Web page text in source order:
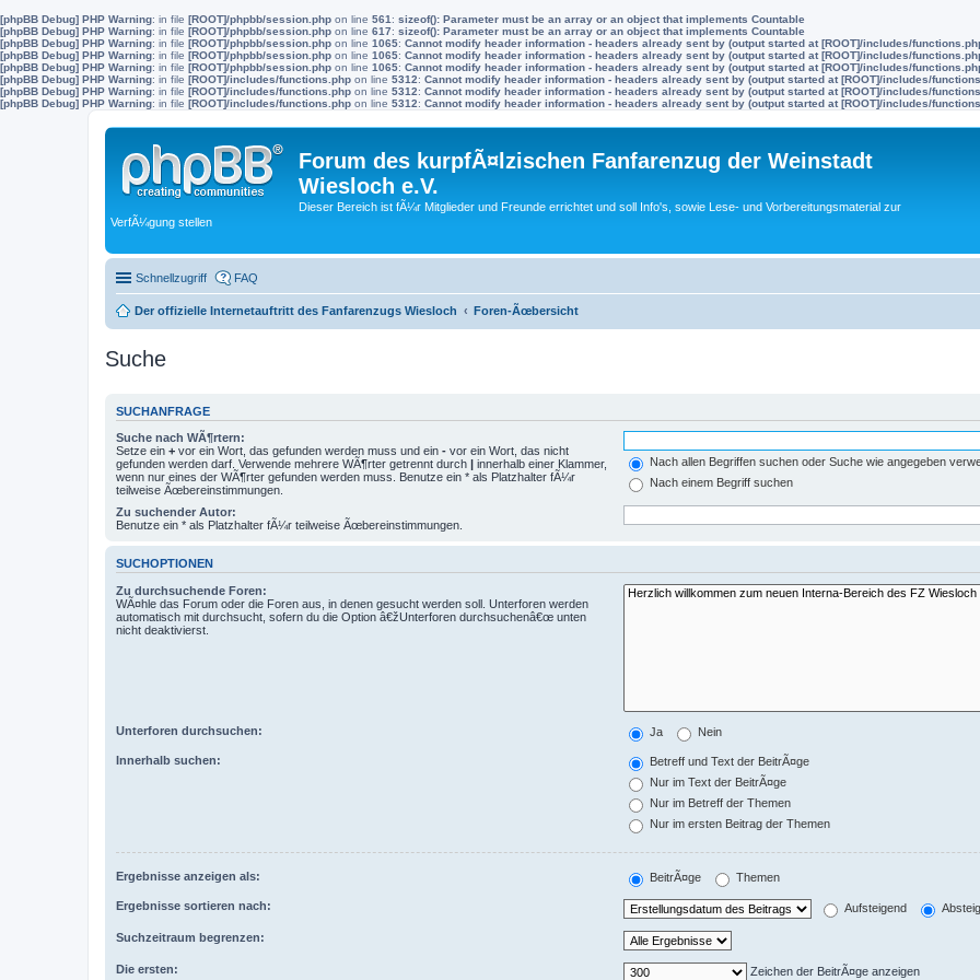
[phpBB Debug] PHP Warning: in file [ROOT]/phpbb/session.php on line 561 : sizeof(): Parameter must be an array or an object that implements Countable
[phpBB Debug] PHP Warning: in file [ROOT]/phpbb/session.php on line 617: sizeof(): Parameter must be an array or an object that implements Countable
[phpBB Debug] PHP Warning: in file [ROOT]/phpbb/session.php on line 1065: Cannot modify header information - headers already sent by (output started at [ROOT]/includes/
[phpBB Debug] PHP Warning: in file [ROOT]/phpbb/session.php on line 1065: Cannot modify header information - headers already sent by (output started at [ROOT]/includes/
[phpBB Debug] PHP Warning: in file [ROOT]/phpbb/session.php on line 1065: Cannot modify header information - headers already sent by (output started at [ROOT]/includes/
[phpBB Debug] PHP Warning: in file [ROOT]/includes/functions.php on line 5312: Cannot modify header information - headers already sent by (output started at [ROOT]/includes/
[phpBB Debug] PHP Warning: in file [ROOT]/includes/functions.php on line 5312: Cannot modify header information - headers already sent by (output started at [ROOT]/includes/
[phpBB Debug] PHP Warning: in file [ROOT]/includes/functions.php on line 5312: Cannot modify header information - headers already sent by (output started at [ROOT]/includes/
Forum des kurpfÃ¤lzischen Fanfarenzug der Weinstadt
Wiesloch e.V.
Dieser Bereich ist fÃ¼r Mitglieder und Freunde errichtet und soll Info's, sowie Lese- und Vorbereitungsmaterial zur
VerfÃ¼gung stellen
Schnellzugriff FAQ
Der offizielle Internetauftritt des Fanfarenzugs Wiesloch Foren-Ãœbersicht
Suche
SUCHANFRAGE
Suche nach WÃ¶rtern:
Setze ein + vor ein Wort, das gefunden werden muss und ein - vor ein Wort, das nicht
gefunden werden darf. Verwende mehrere WÃ¶rter getrennt durch | innerhalb einer Klammer,
wenn nur eines der WÃ¶rter gefunden werden muss. Benutze ein * als Platzhalter fÃ¼r
teilweise Ãœbereinstimmungen.
Nach allen Begriffen suchen oder Suche wie angegeben
Nach einem Begriff suchen
Zu suchender Autor:
Benutze ein * als Platzhalter fÃ¼r teilweise Ãœbereinstimmungen.
SUCHOPTIONEN
Zu durchsuchende Foren:
WÃ¤hle das Forum oder die Foren aus, in denen gesucht werden soll. Unterforen werden
automatisch mit durchsucht, sofern du die Option â€žUnterforen durchsuchenâ€œ unten
nicht deaktivierst.
Unterforen durchsuchen: Ja Nein
Innerhalb suchen:
Betreff und Text der BeitrÃ¤ge
Nur im Text der BeitrÃ¤ge
Nur im Betreff der Themen
Nur im ersten Beitrag der Themen
Ergebnisse anzeigen als: BeitrÃ¤ge Themen
Ergebnisse sortieren nach: Aufsteigend
Suchzeitraum begrenzen:
Die ersten: Zeichen der BeitrÃ¤ge anzeigen